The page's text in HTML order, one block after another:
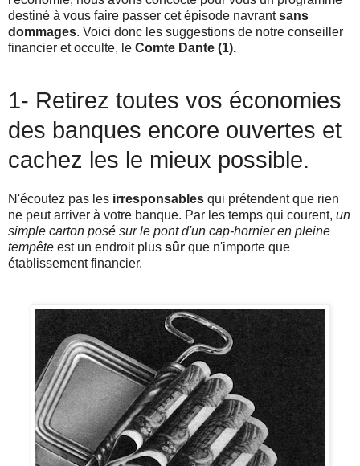
destiné à vous faire passer cet épisode navrantsans
dommages. Voici donc les suggestions de notre conseiller
financier et occulte, le Comte Dante (1).
1- Retirez toutes vos économies
des banques encore ouvertes et
cachez les le mieux possible.
N'écoutez pas les irresponsables qui prétendent que rien
ne peut arriver à votre banque. Par les temps qui courent, un
simple carton posé sur le pont d'un cap-hornier en pleine
tempête est un endroit plus sûr que n'importe que
établissement financier.